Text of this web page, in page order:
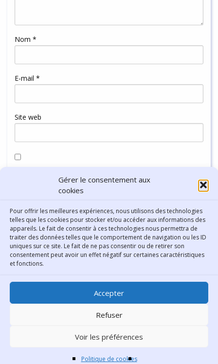
Gérer le consentement aux
cookies
Pour offrir les meilleures expériences, nous utilisons des technologies
telles que les cookies pour stocker et/ou accéder aux informations des
appareils. Le fait de consentir à ces technologies nous permettra de
traiter des données telles que le comportement de navigation ou les ID
uniques sur ce site. Le fait de ne pas consentir ou de retirer son
consentement peut avoir un effet négatif sur certaines caractéristiques
et fonctions.
Accepter
Refuser
Voir les préférences
Politique de cookies
Nom *
E-mail *
Site web
navigateur pour mon prochain commentaire.
Bibliothèque municipale de
Lyon
30 Boulevard Vivier-Merle
Contacter le comité éditorial